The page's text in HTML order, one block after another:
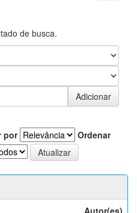
de busca.
por
Ordenar
Autor(es)